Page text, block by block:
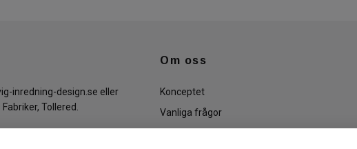
inredning-design.se eller
Tollered.
Om oss
Konceptet
Vanliga frågor